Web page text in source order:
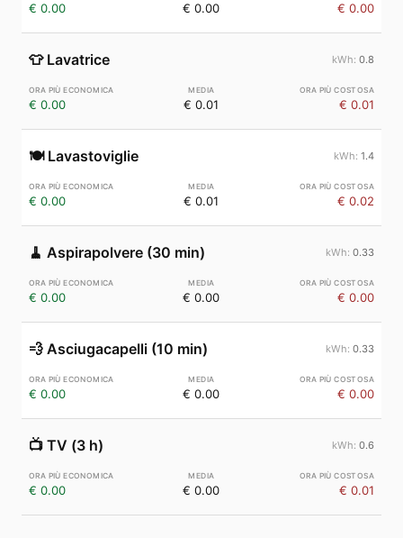
€ 0.00 € 0.00 € 0.00
👕 Lavatrice 0.8
€ 0.00 € 0.01 € 0.01
🍽️ Lavastoviglie 1.4
€ 0.00 € 0.01 € 0.02
🧹 Aspirapolvere (30 min) 0.33
€ 0.00 € 0.00 € 0.00
💨 Asciugacapelli (10 min) 0.33
€ 0.00 € 0.00 € 0.00
📺 TV (3 h) 0.6
€ 0.00 € 0.00 € 0.01